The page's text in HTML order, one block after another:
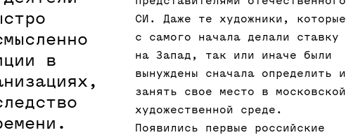
в
СИ. Даже те художники, которые
с самого начала делали ставку
на Запад, так или иначе были
вынуждены сначала определить и
занять свое место в московской
художественной среде.
Появились первые российские